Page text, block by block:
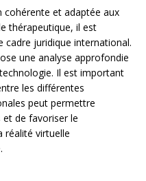
cohérente et adaptée aux
thérapeutique, il est
cadre juridique international.
une analyse approfondie
Il est important
les différentes
peut permettre
et de favoriser le
réalité virtuelle